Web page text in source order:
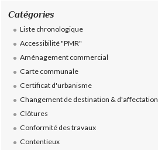
Catégories
Liste chronologique
Accessibilité "PMR"
Aménagement commercial
Carte communale
Certificat d'urbanisme
Changement de destination & d'affectation
Clôtures
Conformité des travaux
Contentieux